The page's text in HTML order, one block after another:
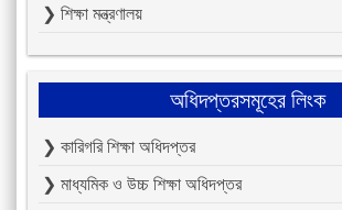
❯ শিক্ষা মন্ত্রণালয়
অধিদপ্তরসমূহের লিংক
❯ কারিগরি শিক্ষা অধিদপ্তর
❯ মাধ্যমিক ও উচ্চ শিক্ষা অধিদপ্তর